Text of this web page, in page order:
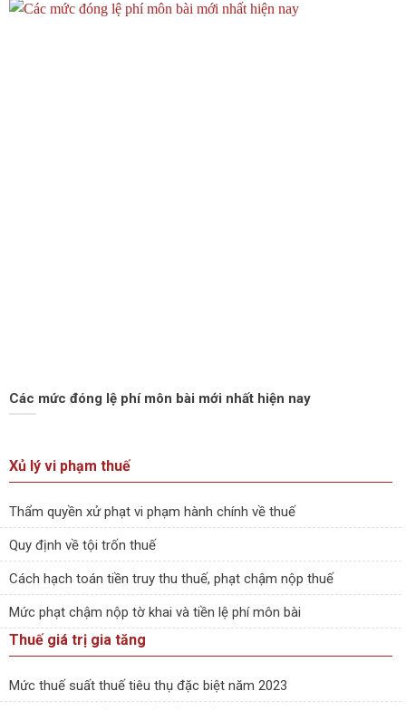
Các mức đóng lệ phí môn bài mới nhất hiện nay
Xủ lý vi phạm thuế
Thẩm quyền xử phạt vi phạm hành chính về thuế
Quy định về tội trốn thuế
Cách hạch toán tiền truy thu thuế, phạt chậm nộp thuế
Mức phạt chậm nộp tờ khai và tiền lệ phí môn bài
Thuế giá trị gia tăng
Mức thuế suất thuế tiêu thụ đặc biệt năm 2023